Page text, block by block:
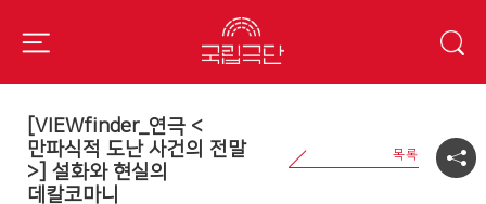
[VIEWfinder_연극 <
만파식적 도난 사건의 전말
>] 설화와 현실의
데칼코마니